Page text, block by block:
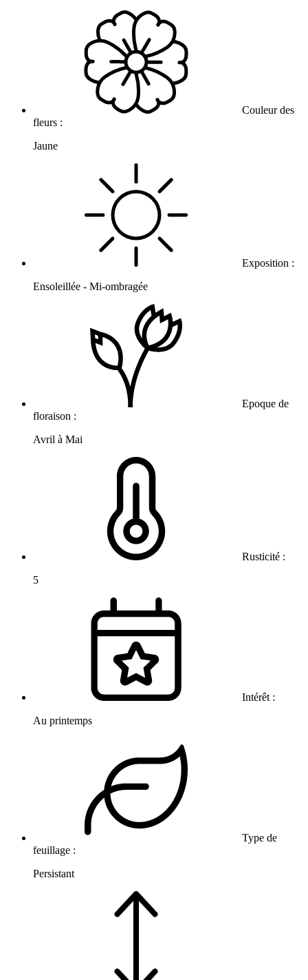
Couleur des
fleurs :
Jaune
Exposition :
Ensoleillée - Mi-ombragée
Epoque de
floraison :
Avril à Mai
Rusticité :
5
Intérêt :
Au printemps
Type de
feuillage :
Persistant